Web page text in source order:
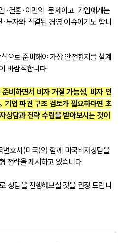
·결혼·이민의 문제이고 기업에게는
투자와 직결된 경영 이슈이기도 합니
으로 준비해야 가장 안전한지를 설계
바람직합니다.
비하면서 비자 거절 가능성, 비자 인
기업 파견 구조 검토가 필요하다면 초
상담과 전략 수립을 받아보시는 것이
호사(미국)와 함께 미국비자상담을
전략을 제시하고 있습니다.
상담을 진행해보실 것을 권장 드립니